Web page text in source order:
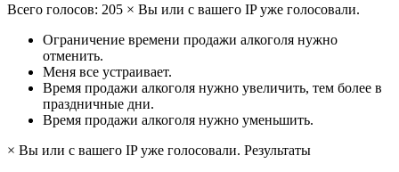
Всего голосов: 205 × Вы или с вашего IP уже голосовали.
Ограничение времени продажи алкоголя нужно
отменить.
Меня все устраивает.
Время продажи алкоголя нужно увеличить, тем более в
праздничные дни.
Время продажи алкоголя нужно уменьшить.
× Вы или с вашего IP уже голосовали. Результаты